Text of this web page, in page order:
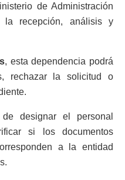
de Administración
recepción, análisis y
, esta dependencia podrá
rechazar la solicitud o
designar el personal
si los documentos
a la entidad